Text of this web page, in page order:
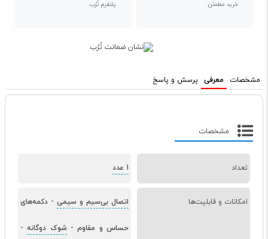
خرید مطمئن. پلتفرم تُرُب.
مشخصات معرفی پرسش و پاسخ
مشخصات
تعداد 1 عدد
امکانات و قابلیت‌ها اتصال بی‌سیم و سیمی - دکمه‌های
حساس و مقاوم-شوک دوگانه-